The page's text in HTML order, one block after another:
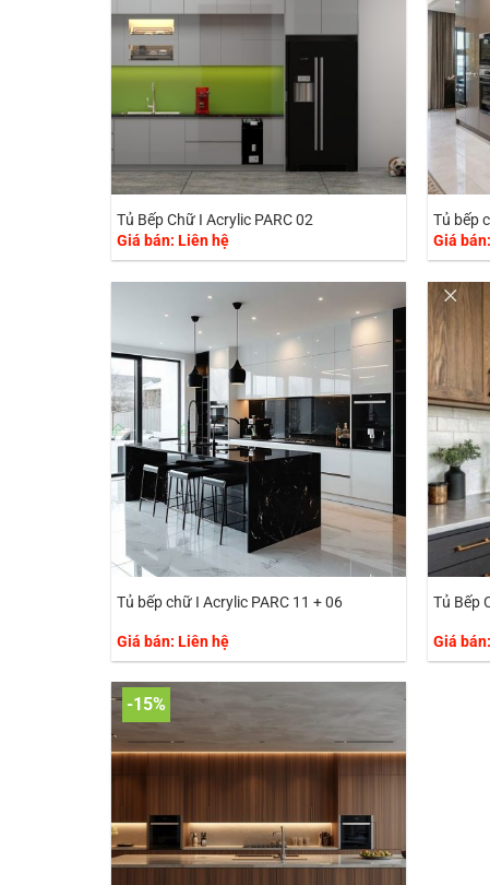
Tủ Bếp Chữ I Acrylic PARC 02
Giá bán: Liên hệ
Tủ bếp
Giá
Tủ bếp chữ I Acrylic PARC 11 + 06
Giá bán: Liên hệ
Tủ Bếp
Giá
-15%